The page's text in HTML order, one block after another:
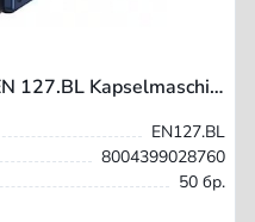
De Longhi Nespresso Pixie EN 127.BL Kapselmaschine blau - Coffee Capsule Machine
EN127.BL
8004399028760
50 бр.